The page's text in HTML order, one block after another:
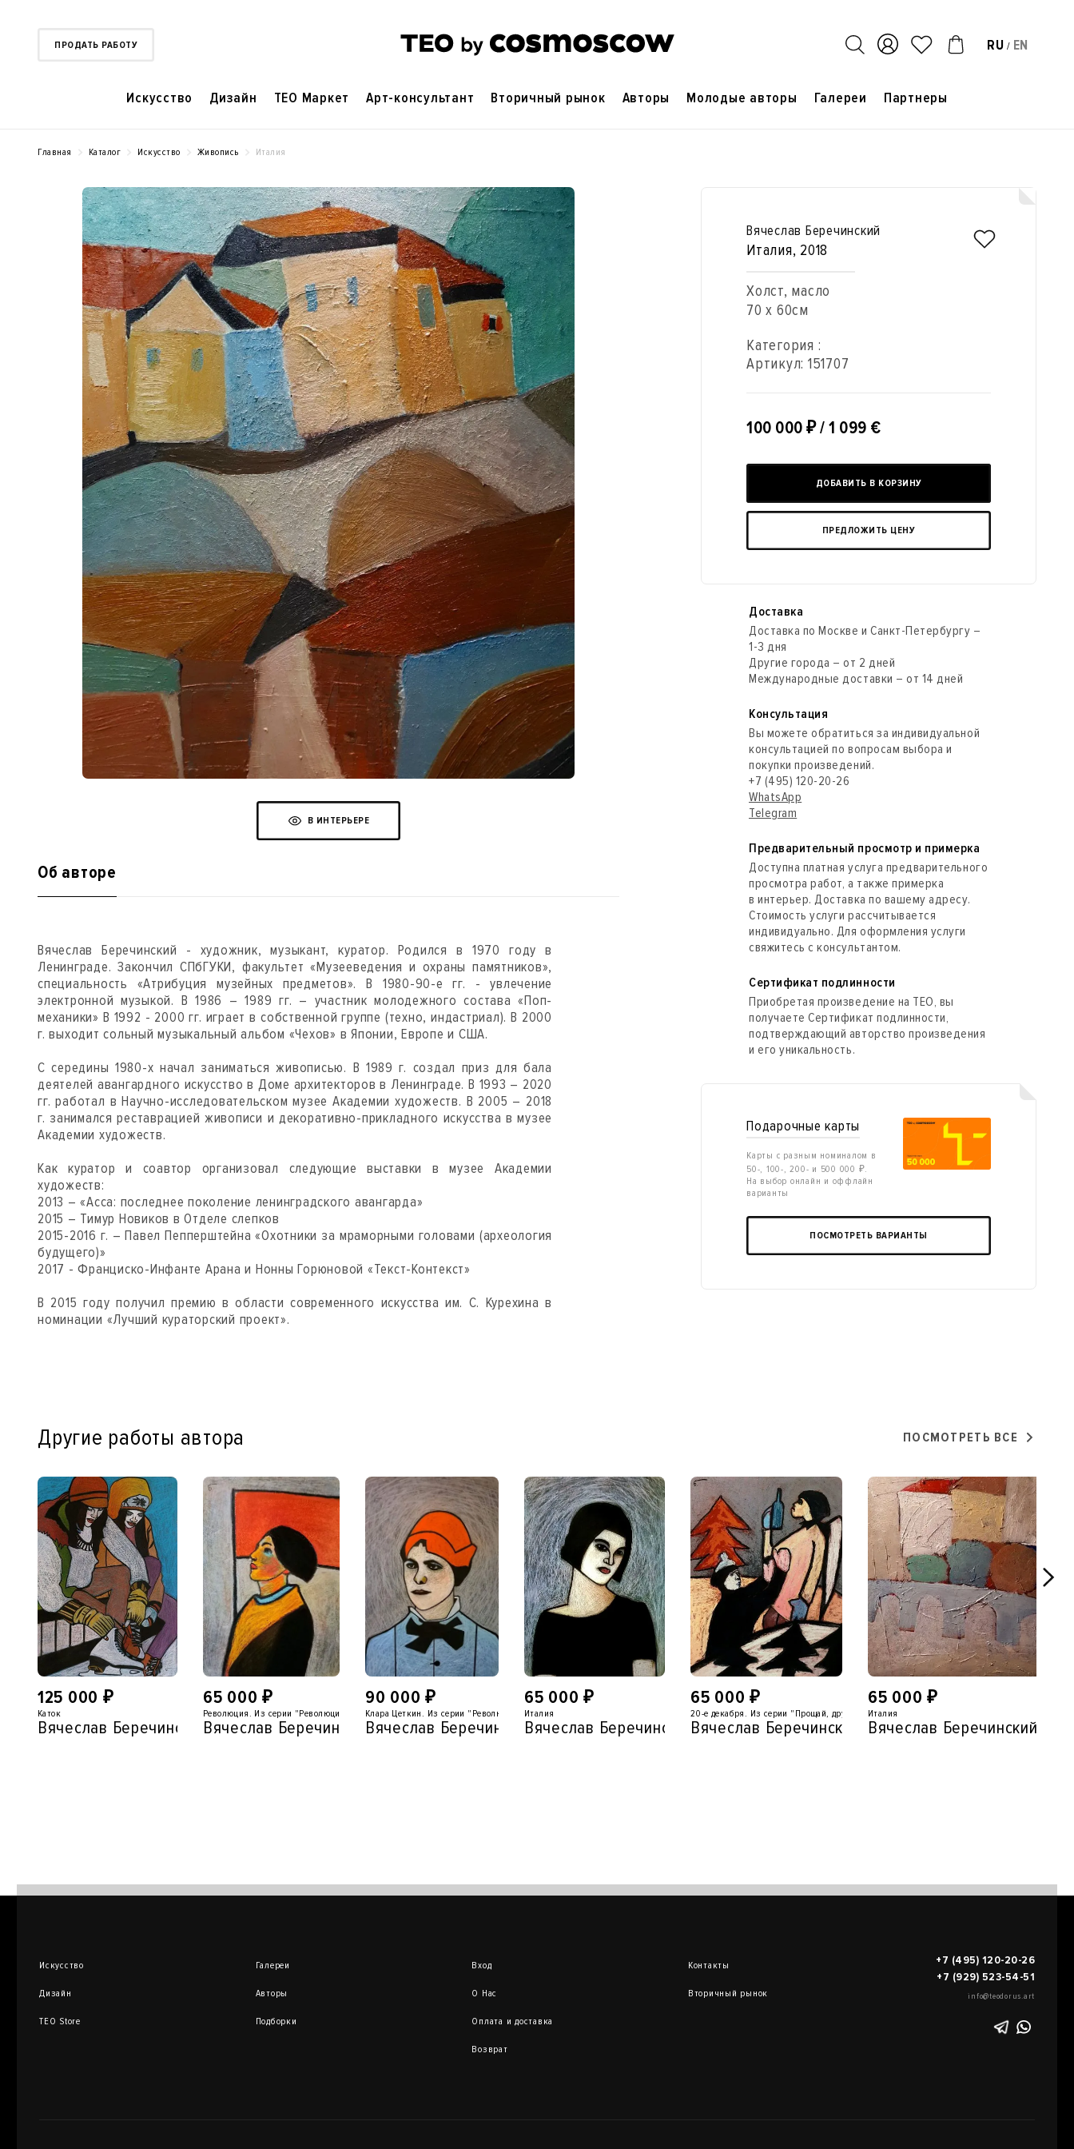
ПРОДАТЬ РАБОТУ RU / EN
Искусство Дизайн TEO Маркет Арт-консультант Вторичный рынок Авторы Молодые авторы Галереи Партнеры
Главная Каталог Искусство Живопись Италия
В ИНТЕРЬЕРЕ
Об авторе
Вячеслав Беречинский - художник, музыкант, куратор. Родился в 1970 году в
Ленинграде. Закончил СПбГУКИ, факультет «Музееведения и охраны памятников»,
специальность «Атрибуция музейных предметов». В 1980-90-е гг. - увлечение
электронной музыкой. В 1986 – 1989 гг. – участник молодежного состава «Поп-
механики» В 1992 - 2000 гг. играет в собственной группе (техно, индастриал). В 2000
г. выходит сольный музыкальный альбом «Чехов» в Японии, Европе и США.
С середины 1980-х начал заниматься живописью. В 1989 г. создал приз для бала
деятелей авангардного искусство в Доме архитекторов в Ленинграде. В 1993 – 2020
гг. работал в Научно-исследовательском музее Академии художеств. В 2005 – 2018
г. занимался реставрацией живописи и декоративно-прикладного искусства в музее
Академии художеств.
Как куратор и соавтор организовал следующие выставки в музее Академии
художеств:
2013 – «Асса: последнее поколение ленинградского авангарда»
2015 – Тимур Новиков в Отделе слепков
2015-2016 г. – Павел Пепперштейна «Охотники за мраморными головами (археология
будущего)»
2017 - Франциско-Инфанте Арана и Нонны Горюновой «Текст-Контекст»
В 2015 году получил премию в области современного искусства им. С. Курехина в
номинации «Лучший кураторский проект».
Вячеслав Беречинский
Италия, 2018
Холст, масло
70 x 60см
Категория :
Артикул: 151707
100 000 ₽/ 1 099 €
ДОБАВИТЬ В КОРЗИНУ
ПРЕДЛОЖИТЬ ЦЕНУ
Доставка
Доставка по Москве и Санкт-Петербургу –
1-3 дня
Другие города – от 2 дней
Международные доставки – от 14 дней
Консультация
Вы можете обратиться за индивидуальной
консультацией по вопросам выбора и
покупки произведений.
+7 (495) 120-20-26
WhatsApp
Telegram
Предварительный просмотр и примерка
Доступна платная услуга предварительного
просмотра работ, а также примерка
в интерьер. Доставка по вашему адресу.
Стоимость услуги рассчитывается
индивидуально. Для оформления услуги
свяжитесь с консультантом.
Сертификат подлинности
Приобретая произведение на ТЕО, вы
получаете Сертификат подлинности,
подтверждающий авторство произведения
и его уникальность.
Подарочные карты
Карты с разным номиналом в
50-, 100-, 200- и 500 000 ₽.
На выбор онлайн и оффлайн
варианты
ПОСМОТРЕТЬ ВАРИАНТЫ
Другие работы автора ПОСМОТРЕТЬ ВСЕ
125 000 ₽
Каток
Вячеслав Беречинский
65 000₽
Революция. Из серии "Революция"
Вячеслав Беречинский
90 000₽
Клара Цеткин. Из серии "Революция"
Вячеслав Беречинский
65 000₽
Италия
Вячеслав Беречинский
65 000₽
20-е декабря. Из серии "Прощай, друг!"
Вячеслав Беречинский
65 000₽
Италия
Вячеслав Беречинский
Искусство
Дизайн
TEO Store
Галереи
Авторы
Подборки
Вход
О Нас
Оплата и доставка
Возврат
Контакты
Вторичный рынок
+7 (495) 120-20-26
+7 (929) 523-54-51
info@teodorus.art